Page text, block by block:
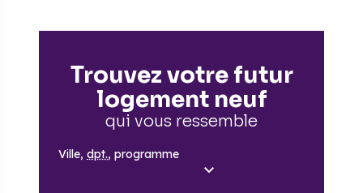
Trouvez votre futur
logement neuf
qui vous ressemble
Ville, dpt., programme